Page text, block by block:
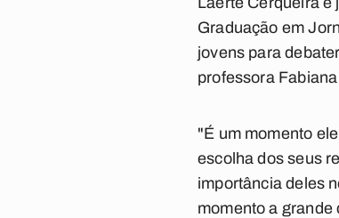
Graduação em
jovens para
professora
"É um momento
escolha dos seus
importância deles
momento a grande